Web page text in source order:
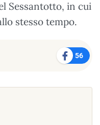
Sessantotto, in cui
stesso tempo.
56